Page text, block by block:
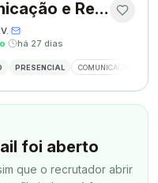
Especialista em Comunicação e Relações Públicas
·
·
· há 27 dias
PRESENCIAL COMUNICAÇÃO
foi aberto
que o recrutador abrir